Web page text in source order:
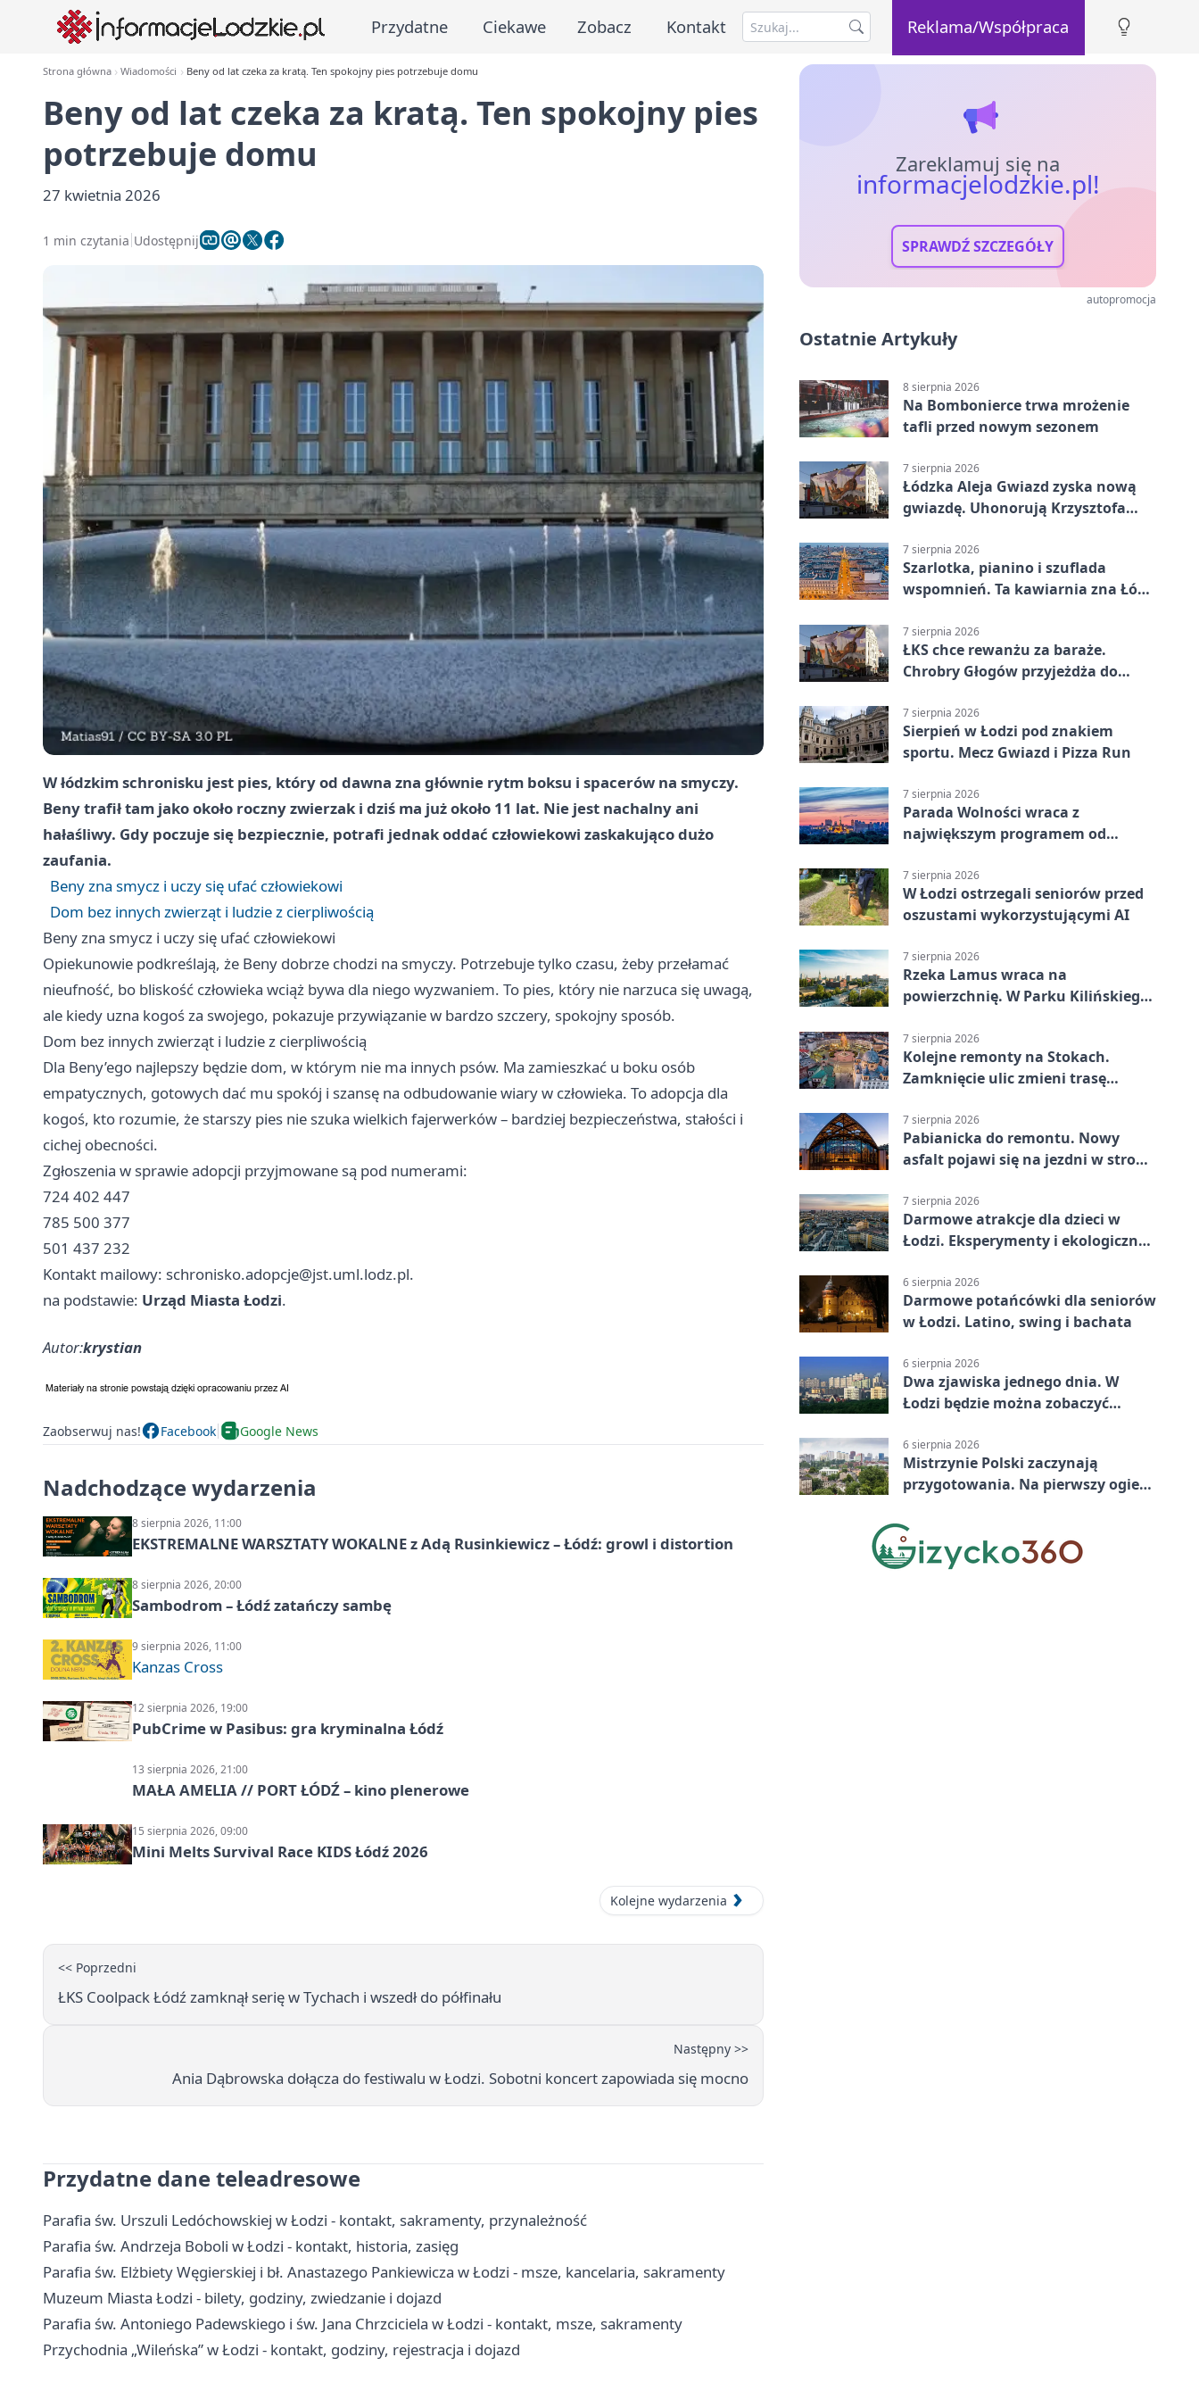
Przydatne Ciekawe Zobacz Kontakt Reklama/Współpraca
Strona główna Wiadomości Beny od lat czeka za kratą. Ten spokojny pies potrzebuje domu
Beny od lat czeka za kratą. Ten spokojny pies
potrzebuje domu
27 kwietnia 2026
1 min czytania Udostępnij
W łódzkim schronisku jest pies, który od dawna zna głównie rytm boksu i spacerów na smyczy.
Beny trafił tam jako około roczny zwierzak i dziś ma już około 11 lat. Nie jest nachalny ani
hałaśliwy. Gdy poczuje się bezpiecznie, potrafi jednak oddać człowiekowi zaskakująco dużo
zaufania.
Beny zna smycz i uczy się ufać człowiekowi
Dom bez innych zwierząt i ludzie z cierpliwością
Beny zna smycz i uczy się ufać człowiekowi
Opiekunowie podkreślają, że Beny dobrze chodzi na smyczy. Potrzebuje tylko czasu, żeby przełamać
nieufność, bo bliskość człowieka wciąż bywa dla niego wyzwaniem. To pies, który nie narzuca się uwagą,
ale kiedy uzna kogoś za swojego, pokazuje przywiązanie w bardzo szczery, spokojny sposób.
Dom bez innych zwierząt i ludzie z cierpliwością
Dla Beny’ego najlepszy będzie dom, w którym nie ma innych psów. Ma zamieszkać u boku osób
empatycznych, gotowych dać mu spokój i szansę na odbudowanie wiary w człowieka. To adopcja dla
kogoś, kto rozumie, że starszy pies nie szuka wielkich fajerwerków – bardziej bezpieczeństwa, stałości i
cichej obecności.
Zgłoszenia w sprawie adopcji przyjmowane są pod numerami:
724 402 447
785 500 377
501 437 232
Kontakt mailowy: schronisko.adopcje@jst.uml.lodz.pl.
na podstawie: Urząd Miasta Łodzi.
Autor:krystian
Zaobserwuj nas! Facebook Google News
Nadchodzące wydarzenia
8 sierpnia 2026, 11:00
EKSTREMALNE WARSZTATY WOKALNE z Adą Rusinkiewicz – Łódź: growl i distortion
8 sierpnia 2026, 20:00
Sambodrom – Łódź zatańczy sambę
9 sierpnia 2026, 11:00
Kanzas Cross
12 sierpnia 2026, 19:00
PubCrime w Pasibus: gra kryminalna Łódź
13 sierpnia 2026, 21:00
MAŁA AMELIA // PORT ŁÓDŹ – kino plenerowe
15 sierpnia 2026, 09:00
Mini Melts Survival Race KIDS Łódź 2026
Kolejne wydarzenia
<< Poprzedni
ŁKS Coolpack Łódź zamknął serię w Tychach i wszedł do półfinału
Następny >>
Ania Dąbrowska dołącza do festiwalu w Łodzi. Sobotni koncert zapowiada się mocno
Przydatne dane teleadresowe
Parafia św. Urszuli Ledóchowskiej w Łodzi - kontakt, sakramenty, przynależność
Parafia św. Andrzeja Boboli w Łodzi - kontakt, historia, zasięg
Parafia św. Elżbiety Węgierskiej i bł. Anastazego Pankiewicza w Łodzi - msze, kancelaria, sakramenty
Muzeum Miasta Łodzi - bilety, godziny, zwiedzanie i dojazd
Parafia św. Antoniego Padewskiego i św. Jana Chrzciciela w Łodzi - kontakt, msze, sakramenty
Przychodnia „Wileńska” w Łodzi - kontakt, godziny, rejestracja i dojazd
Zareklamuj się na
informacjelodzkie.pl!
SPRAWDŹ SZCZEGÓŁY
autopromocja
Ostatnie Artykuły
8 sierpnia 2026
Na Bombonierce trwa mrożenie
tafli przed nowym sezonem
7 sierpnia 2026
Łódzka Aleja Gwiazd zyska nową
gwiazdę. Uhonorują Krzysztofa
7 sierpnia 2026
Szarlotka, pianino i szuflada
wspomnień. Ta kawiarnia zna Łódź
7 sierpnia 2026
ŁKS chce rewanżu za baraże.
Chrobry Głogów przyjeżdża do
7 sierpnia 2026
Sierpień w Łodzi pod znakiem
sportu. Mecz Gwiazd i Pizza Run
7 sierpnia 2026
Parada Wolności wraca z
największym programem od
platform
7 sierpnia 2026
W Łodzi ostrzegali seniorów przed
oszustami wykorzystującymi AI
7 sierpnia 2026
Rzeka Lamus wraca na
powierzchnię. W Parku Kilińskiego
7 sierpnia 2026
Kolejne remonty na Stokach.
Zamknięcie ulic zmieni trasę
7 sierpnia 2026
Pabianicka do remontu. Nowy
asfalt pojawi się na jezdni w stronę
7 sierpnia 2026
Darmowe atrakcje dla dzieci w
Łodzi. Eksperymenty i ekologiczny
6 sierpnia 2026
Darmowe potańcówki dla seniorów
w Łodzi. Latino, swing i bachata
6 sierpnia 2026
Dwa zjawiska jednego dnia. W
Łodzi będzie można zobaczyć
6 sierpnia 2026
Mistrzynie Polski zaczynają
przygotowania. Na pierwszy ogień